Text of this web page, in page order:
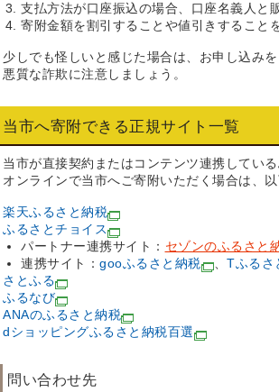
支払方法が口座振込の場合、口座名義人と
寄附金額を割引することや値引きすること
少しでも怪しいと感じた場合は、お申し込み
悪質な詐欺に注意しましょう。
当市へ寄附できる正規サイト一覧
当市が直接契約またはコンテンツ連携してい
オンラインで当市へご寄附いただく場合は、
楽天ふるさと納税
ふるさとチョイス
パートナー連携サイト： セゾンのふるさと
連携サイト： gooふるさと納税 、 Tふるさ
さとふる
ふるなび
ANAのふるさと納税
dショッピングふるさと納税百選
問い合わせ先